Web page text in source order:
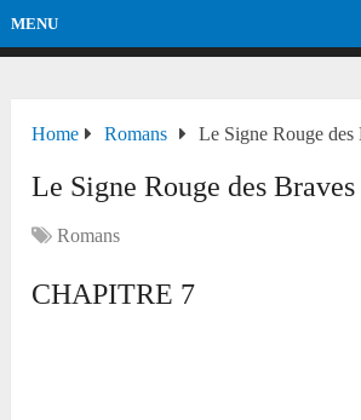
MENU
Home Romans Le Signe Rouge des
Le Signe Rouge des Braves
Romans
CHAPITRE 7